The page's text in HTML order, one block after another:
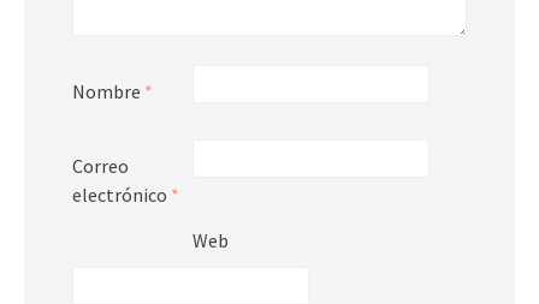
Nombre *
Correo
electrónico *
Web